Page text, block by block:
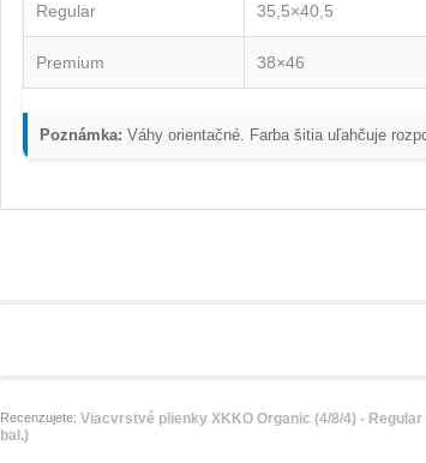
Regular 35,5×40,5
Premium 38×46
Poznámka: Váhy orientačné. Farba šitia uľahčuje
Recenzujete: Viacvrstvé plienky XKKO Organic (4/8/4) -
bal.)